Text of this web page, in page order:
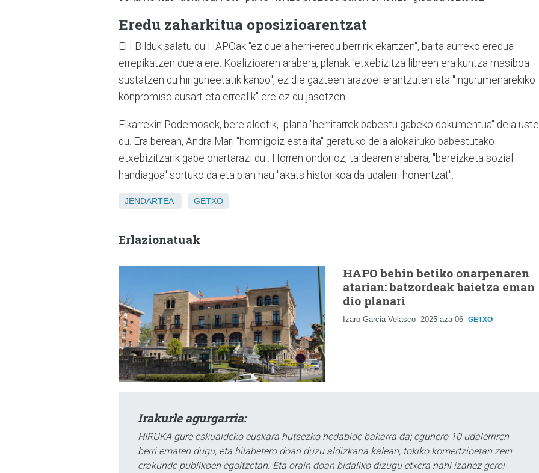
Eredu zaharkitua oposizioarentzat
EH Bilduk salatu du HAPOak "ez duela herri-eredu berririk ekartzen", baita aurreko eredua
errepikatzen duela ere. Koalizioaren arabera, planak "etxebizitza libreen eraikuntza masiboa
sustatzen du hiriguneetatik kanpo", ez die gazteen arazoei erantzuten eta "ingurumenarekiko
konpromiso ausart eta errealik" ere ez du jasotzen.
Elkarrekin Podemosek, bere aldetik, plana "herritarrek babestu gabeko dokumentua" dela uste
du. Era berean, Andra Mari "hormigoiz estalita" geratuko dela alokairuko babestutako
etxebizitzarik gabe ohartarazi du . Horren ondorioz, taldearen arabera, "bereizketa sozial
handiagoa" sortuko da eta plan hau "akats historikoa da udalerri honentzat".
JENDARTEA GETXO
Erlazionatuak
HAPO behin betiko onarpenaren
atarian: batzordeak baietza eman
dio planari
Izaro Garcia Velasco 2025 aza 06 GETXO
Irakurle agurgarria:
HIRUKA gure eskualdeko euskara hutsezko hedabide bakarra da; egunero 10 udalerriren
berri ematen dugu, eta hilabetero doan duzu aldizkaria kalean, tokiko komertzioetan zein
erakunde publikoen egoitzetan. Eta orain doan bidaliko dizugu etxera nahi izanez gero!